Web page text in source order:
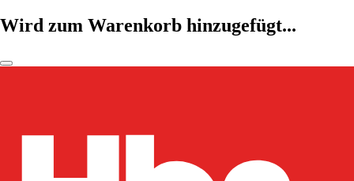
Wird zum Warenkorb hinzugefügt...